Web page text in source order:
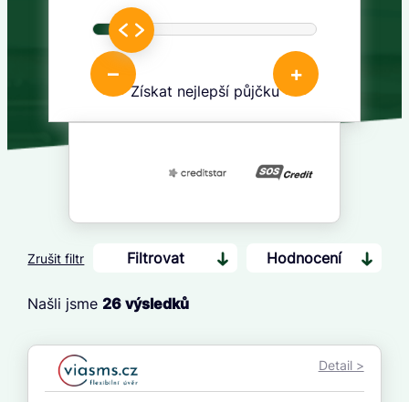
– +
Získat nejlepší půjčku
Zrušit filtr Filtrovat Hodnocení
Od
Do
Našli jsme26 výsledků
Detail >